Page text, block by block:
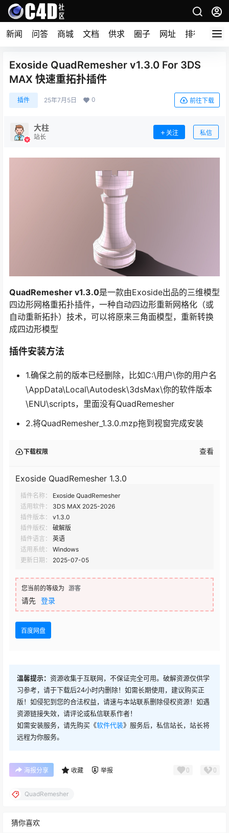
新闻 问答 商城 文档 供求 圈子 网址 排行榜
Exoside QuadRemesher v1.3.0 For 3DS
MAX 快速重拓扑插件
插件 25年7月5日 0 前往下载
大柱
站长
关注 私信
QuadRemesher v1.3.0是一款由Exoside出品的三维模型
四边形网格重拓扑插件，一种自动四边形重新网格化（或
自动重新拓扑）技术，可以将原来三角面模型，重新转换
成四边形模型
插件安装方法
1.确保之前的版本已经删除，比如C:\用户\你的用户名
\AppData\Local\Autodesk\3dsMax\你的软件版本
\ENU\scripts，里面没有QuadRemesher
2.将QuadRemesher_1.3.0.mzp拖到视窗完成安装
下载权限 查看
Exoside QuadRemesher 1.3.0
插件名称：
Exoside QuadRemesher
适用软件：
3DS MAX 2025-2026
插件版本：
v1.3.0
插件版权：
破解版
插件语言：
英语
适用系统：
Windows
更新日期：
2025-07-05
您当前的等级为 游客
请先 登录
百度网盘
温馨提示： 资源收集于互联网，不保证完全可用。破解资源仅供学
习参考，请于下载后24小时内删除！如需长期使用，建议购买正
版！如侵犯到您的合法权益，请速与本站联系删除侵权资源！如遇
资源链接失效，请评论或私信联系作者！
如需安装服务，请先购买《软件代装》服务后，私信站长，站长将
远程为你服务。
海报分享 收藏 举报 0 0
QuadRemesher
猜你喜欢